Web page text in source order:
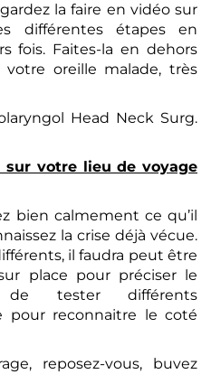
la faire en vidéo sur
différentes étapes en
fois. Faites-la en dehors
oreille malade, très
Head Neck Surg.
votre lieu de voyage
bien calmement ce qu’il
la crise déjà vécue.
il faudra peut être
place pour préciser le
de tester différents
reconnaitre le coté
reposez-vous, buvez